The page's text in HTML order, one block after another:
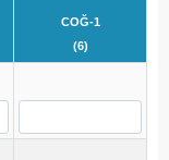
COĞ-1
(6)